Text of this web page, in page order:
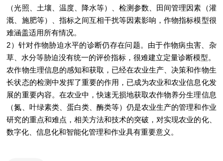
（光照、土壤、温度、降水等）、检测参数、田间管理因素（灌
溉、施肥等）、指标之间互相干扰等因素影响，作物指标模型很
难涵盖适用所有情况。
2）针对作物胁迫水平的诊断仍存在问题。由于作物病虫害、杂
草、水分等胁迫没有统一的评价指标，很难建立定量诊断模型。
农作物生理信息的感知和获取，已经在农业生产、决策和作物生
长状态的检测中发挥了重要的作用，已成为农业和农业信息化发
展的重要内容。在农业中，快速无损地获取农作物养分生理信息
（氮、叶绿素类、蛋白类、酶类等）仍是农业生产的管理和作业
研究的重点和难点，相关方法和技术的突破，对实现农业的化、
数字化、信息化和智能化管理和作业具有重要意义。